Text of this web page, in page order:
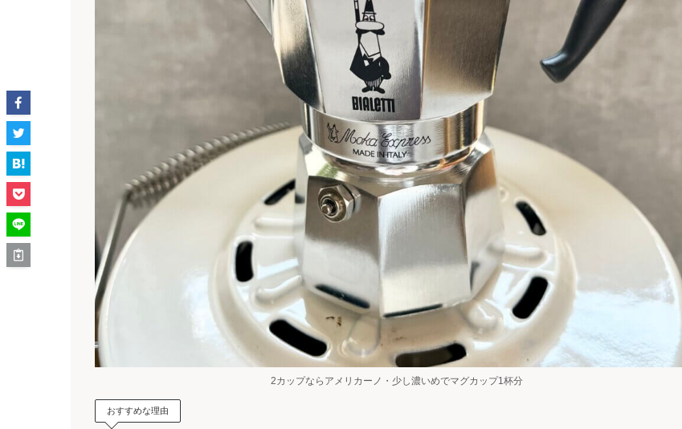
2カップならアメリカーノ・少し濃いめでマグカップ1杯分
おすすめな理由